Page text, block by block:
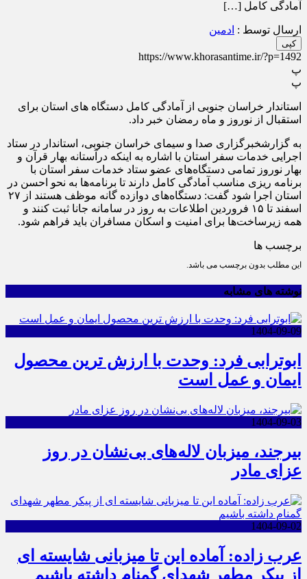
آمادگی کامل […]
ارسال توسط : ادمین
کپی
https://www.khorasantime.ir/?p=1492
پ
پ
استاندار خراسان جنوبی از آمادگی کامل دستگاه های استان برای
استقبال از نوروز و ماه رمضان خبر داد.
به گزارشخبرگزاری صدا و سیمای خراسان جنوبی، استاندار در ستاد
اجرایی خدمات سفر استان با اشاره به اینکه درآستانه بهار قرآن و
بهار نوروز تمامی دستگاه‌های عضو ستاد خدمات سفر استان با
برنامه ریزی مناسب آمادگی کامل دارند تا برنامه‌ها به نحو احسن در
استان اجرا شود گفت: دستگاه‌های دوازده گانه موظف هستند از ۲۷
اسفند تا ۱۵ فروردین اطلاعات به روز در سامانه جانا ثبت کنند و
همه زیرساخت‌ها برای امنیت و اسکان مسافران باید فراهم شود.
برچسب ها
این مطلب بدون برچسب می باشد.
نوشته های مشابه
1404-09-09
ابوترابی فرد: وحدت با ارزش ترین محصول
ایمان و عمل است
1404-09-03
بیرجند، میزبان لاله‌های بی‌نشان در روز
عزای مادر
1404-09-02
عرب زاده: آماده این تا میزبانی شایسته ای
از پیکر مطهر شهدای گمنام داشته باشیم